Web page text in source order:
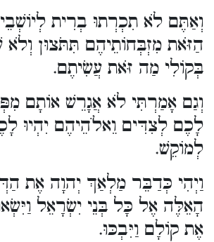
וְאַתֶּם לֹא תִכְרְתוּ בְרִית
הַזֹּאת מִזְבְּחוֹתֵיהֶם תִּתֹּצוּן
בְּקוֹלִי מַה זֹּאת עֲשִׂיתֶם.
וְגַם אָמַרְתִּי לֹא אֲגָרֵשׁ אוֹתָם
לָכֶם לְצִדִּים וֵאלֹהֵיהֶם יִהְיוּ
לְמוֹקֵשׁ.
וַיְהִי כְּדַבֵּר מַלְאַךְ יְהוָה אֶת
הָאֵלֶּה אֶל כָּל בְּנֵי יִשְׂרָאֵל
אֶת קוֹלָם וַיִּבְכּוּ.